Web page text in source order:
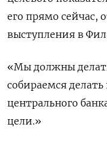
его прямо сейчас,
выступления в
«Мы должны
собираемся
центрального
цели.»